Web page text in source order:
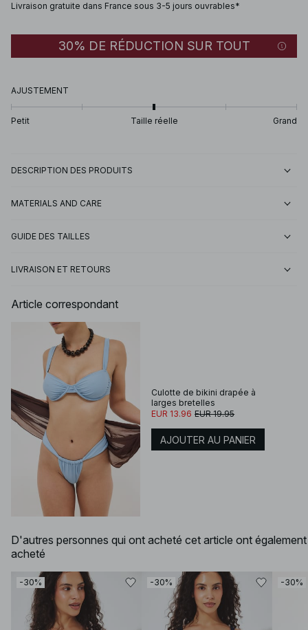
Livraison gratuite dans France sous 3-5 jours ouvrables*
30% DE RÉDUCTION SUR TOUT
AJUSTEMENT
Petit Taille réelle Grand
DESCRIPTION DES PRODUITS
MATERIALS AND CARE
GUIDE DES TAILLES
LIVRAISON ET RETOURS
Article correspondant
Culotte de bikini drapée à
larges bretelles
EUR 13.96 EUR 19.95
AJOUTER AU PANIER
D'autres personnes qui ont acheté cet article ont également
acheté
-30% -30% -30%